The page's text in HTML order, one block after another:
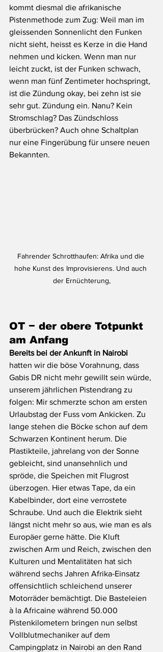
kommt diesmal die afrikanische
Pistenmethode zum Zug: Weil man im
gleissenden Sonnenlicht den Funken
nicht sieht, heisst es Kerze in die Hand
nehmen und kicken. Wenn man nur
leicht zuckt, ist der Funken schwach,
wenn man fünf Zentimeter hochspringt,
ist die Zündung okay, bei zehn ist sie
sehr gut. Zündung ein. Nanu? Kein
Stromschlag? Das Zündschloss
überbrücken? Auch ohne Schaltplan
nur eine Fingerübung für unsere neuen
Bekannten.
Fahrender Schrotthaufen: Afrika und die
hohe Kunst des Improvisierens. Und auch
der Ernüchterung,
OT − der obere Totpunkt
am Anfang
Bereits bei der Ankunft in Nairobi
hatten wir die böse Vorahnung, dass
Gabis DR nicht mehr gewillt sein würde,
unserem jährlichen Pistendrang zu
folgen: Mir schmerzte schon am ersten
Urlaubstag der Fuss vom Ankicken. Zu
lange stehen die Böcke schon auf dem
Schwarzen Kontinent herum. Die
Plastikteile, jahrelang von der Sonne
gebleicht, sind unansehnlich und
spröde, die Speichen mit Flugrost
überzogen. Hier etwas Tape, da ein
Kabelbinder, dort eine verrostete
Schraube. Und auch die Elektrik sieht
längst nicht mehr so aus, wie man es als
Europäer gerne hätte. Die Kluft
zwischen Arm und Reich, zwischen den
Kulturen und Mentalitäten hat sich
während sechs Jahren Afrika-Einsatz
offensichtlich schleichend unserer
Motorräder bemächtigt. Die Basteleien
à la Africaine während 50.000
Pistenkilometern bringen nun selbst
Vollblutmechaniker auf dem
Campingplatz in Nairobi an den Rand